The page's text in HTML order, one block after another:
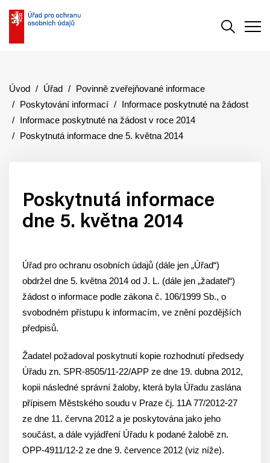
Úvod Úřad
Povinně zveřejňované informace
Poskytování informací
Informace poskytnuté na žádost
Informace poskytnuté na žádost v roce 2014
Poskytnutá informace dne 5. května 2014
Poskytnutá informace
dne 5. května 2014
Úřad pro ochranu osobních údajů (dále jen „Úřad“)
obdržel dne 5. května 2014 od J. L. (dále jen „žadatel“)
žádost o informace podle zákona č. 106/1999 Sb., o
svobodném přístupu k informacím, ve znění pozdějších
předpisů.
Žadatel požadoval poskytnutí kopie rozhodnutí předsedy
Úřadu zn. SPR-8505/11-22/APP ze dne 19. dubna 2012,
kopii následné správní žaloby, která byla Úřadu zaslána
přípisem Městského soudu v Praze čj. 11A 77/2012-27
ze dne 11. června 2012 a je poskytována jako jeho
součást, a dále vyjádření Úřadu k podané žalobě zn.
OPP-4911/12-2 ze dne 9. července 2012 (viz níže).